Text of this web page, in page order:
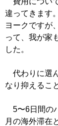
違ってきます
ヨークですが
って、我が家
した。
代わりに選
なり抑えるこ
5〜6日間の
月の海外滞在